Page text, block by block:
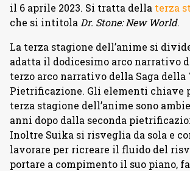
il 6 aprile 2023. Si tratta della terza
che si intitola Dr. Stone: New World.
La terza stagione dell’anime si
adatta il dodicesimo arco narrativo
terzo arco narrativo della Saga
Pietrificazione. Gli elementi chiave
terza stagione dell’anime sono
anni dopo dalla seconda
Inoltre Suika si risveglia da sola e
lavorare per ricreare il fluido del
portare a compimento il suo piano,